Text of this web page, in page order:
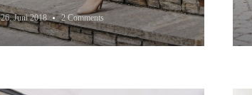
26. Juni 2018 2 Comments